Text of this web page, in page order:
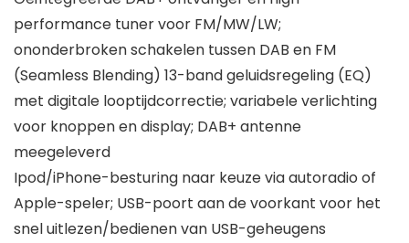
performance tuner voor FM/MW/LW;
ononderbroken schakelen tussen DAB en FM
(Seamless Blending) 13-band geluidsregeling (EQ)
met digitale looptijdcorrectie; variabele verlichting
voor knoppen en display; DAB+ antenne
meegeleverd
Ipod/iPhone-besturing naar keuze via autoradio of
Apple-speler; USB-poort aan de voorkant voor het
snel uitlezen/bedienen van USB-geheugens